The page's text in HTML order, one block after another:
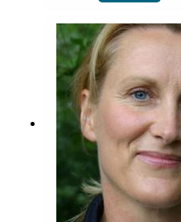
Framstegs
forskaren och
har utvecklat ett
oro. Läs även Erik